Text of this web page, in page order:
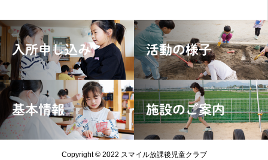
入所申し込み 活動の様子
基本情報 施設のご案内
Copyright © 2022 スマイル放課後児童クラブ